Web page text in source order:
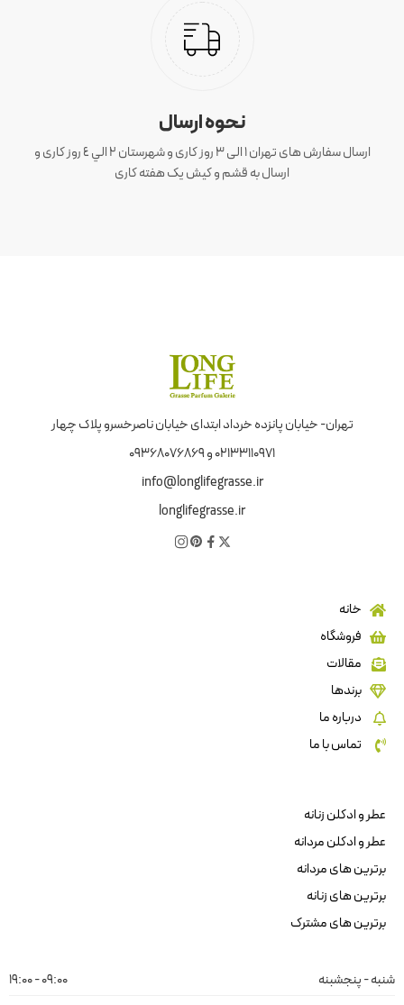
نحوه ارسال
ارسال سفارش های تهران 1 الی 3 روز کاری و شهرستان ٢ الي ٤ روز کاری و
ارسال به قشم و کیش یک هفته کاری
تهران- خیابان پانزده خرداد ابتدای خیابان ناصرخسرو پلاک چهار
02133110971 و 09368076869
info@longlifegrasse.ir
longlifegrasse.ir
خانه
فروشگاه
مقالات
برندها
درباره ما
تماس با ما
عطر و ادکلن زنانه
عطر و ادکلن مردانه
برترین های مردانه
برترین های زنانه
برترین های مشترک
شنبه - پنجشبنه
09:00 - 19:00